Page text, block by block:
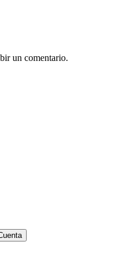
un comentario.